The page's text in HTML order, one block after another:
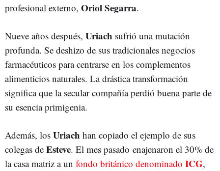
profesional externo, Oriol Segarra.
Nueve años después, Uriach sufrió una mutación
profunda. Se deshizo de sus tradicionales negocios
farmacéuticos para centrarse en los complementos
alimenticios naturales. La drástica transformación
significa que la secular compañía perdió buena parte de
su esencia primigenia.
Además, los Uriach han copiado el ejemplo de sus
colegas de Esteve. El mes pasado enajenaron el 30% de
la casa matriz a un fondo británico denominado ICG,